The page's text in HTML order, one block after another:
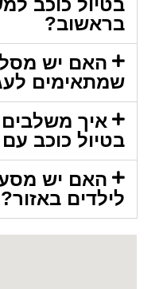
בראשוב?
האם יש
שמתאימים
איך משלבים
בטיול כוכב
האם יש
לילדים באזור?